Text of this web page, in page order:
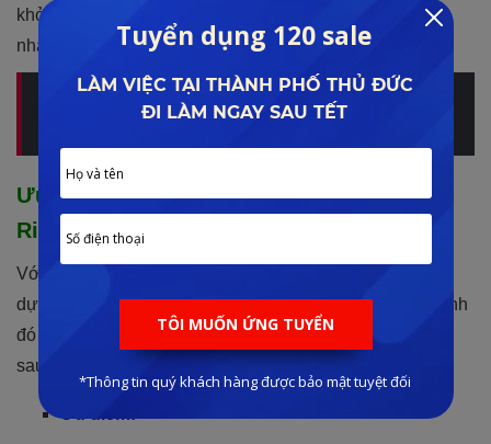
khỏe, mua sắm, an sinh,… với những dịch vụ cao cấp
nhất.
Update bảng giá và hình ảnh thực tế của dự án mới
Ưu nhược điểm của vị trí dự án Viva
Riverside
Với vị trí đắc địa theo phân tích từ Lê Đình Phong ở trên,
dự án sở hữu cho mình nhiều ưu điểm vượt trội, bên cạnh
đó còn tồn tại nhược điểm có thể chấp nhận được như
sau:
Ưu điểm: